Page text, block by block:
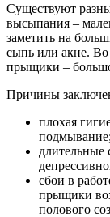
Существуют
высыпания –
заметить на
сыпь или акне. Во
прыщики –
Причины
плохая
подмывание;
длительные
сбои в
прыщики
полового